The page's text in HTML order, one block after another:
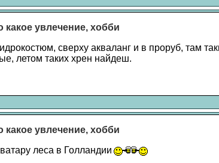
какое увлечение, хобби
сверху акваланг и в проруб, там
летом таких хрен найдеш.
какое увлечение, хобби
леса в Голландии